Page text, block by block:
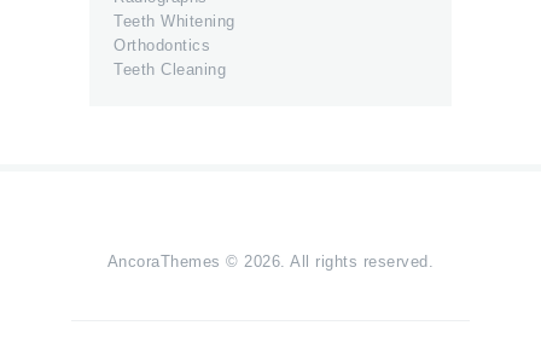
Teeth Whitening
Orthodontics
Teeth Cleaning
AncoraThemes © 2026. All rights reserved.